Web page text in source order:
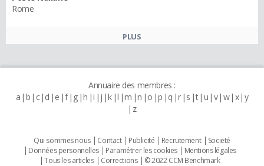
Rome
PLUS
Annuaire des membres :
a b c d e f g h i j k l m n o p q r s t u v w x y
z
Qui sommes nous Contact Publicité Recrutement
Societé
Données personnelles
Paramétrer les cookies
Mentions légales
Tous les articles
Corrections © 2022 CCM Benchmark